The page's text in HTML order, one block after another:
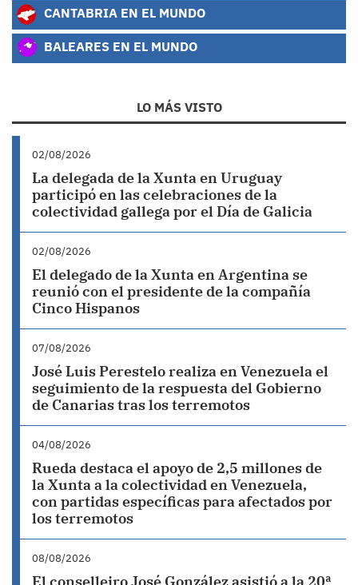
CANTABRIA EN EL MUNDO
BALEARES EN EL MUNDO
LO MÁS VISTO
02/08/2026
La delegada de la Xunta en Uruguay
participó en las celebraciones de la
colectividad gallega por el Día de Galicia
02/08/2026
El delegado de la Xunta en Argentina se
reunió con el presidente de la compañía
Cinco Hispanos
07/08/2026
José Luis Perestelo realiza en Venezuela el
seguimiento de la respuesta del Gobierno
de Canarias tras los terremotos
04/08/2026
Rueda destaca el apoyo de 2,5 millones de
la Xunta a la colectividad en Venezuela,
con partidas específicas para afectados por
los terremotos
08/08/2026